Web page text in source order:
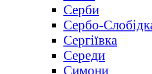
Серби
Сербо-
Сергіївка
Середи
Симони